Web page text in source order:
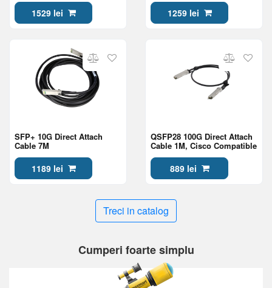
1529 lei 1259 lei
SFP+ 10G Direct Attach
Cable 7M
1189 lei
QSFP28 100G Direct Attach
Cable 1M, Cisco Compatible
889 lei
Treci in catalog
Cumperi foarte simplu